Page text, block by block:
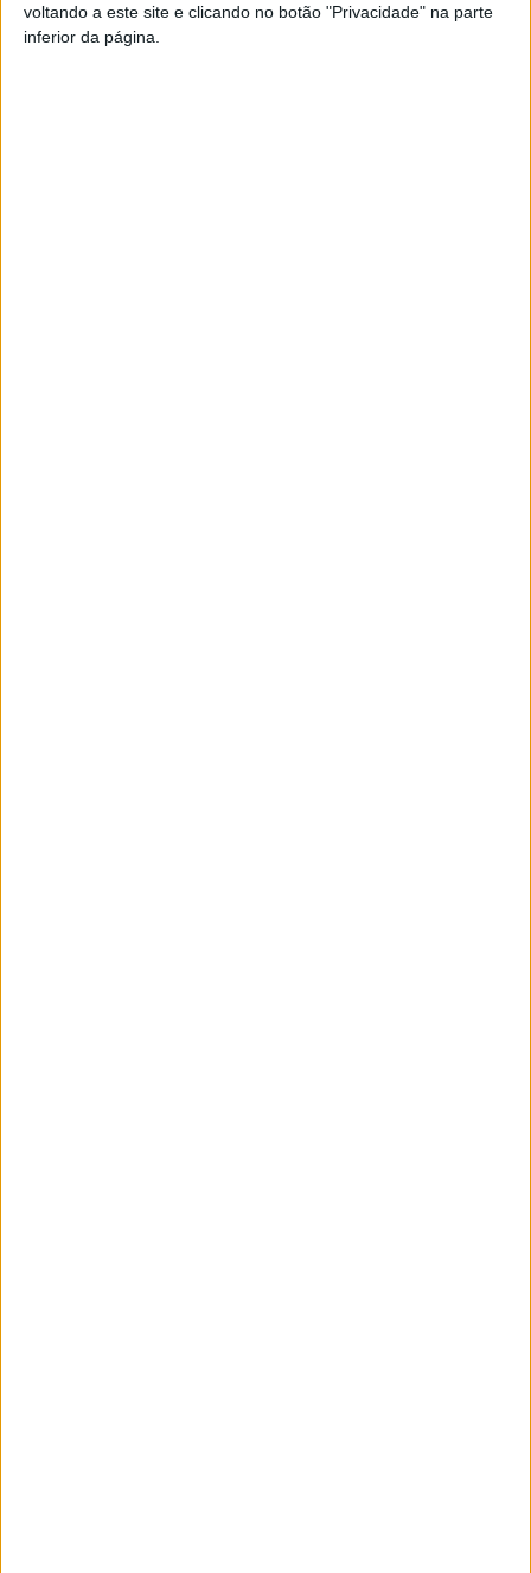
voltando a este site e clicando no botão "Privacidade" na parte
inferior da página.
FM ou emwww.968.fm.